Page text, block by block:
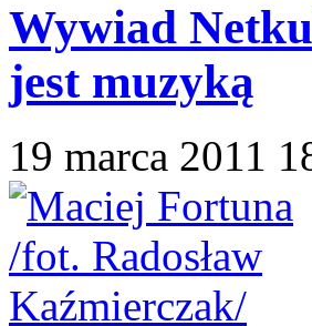
Wywiad
jest muzyką
19 marca 2011